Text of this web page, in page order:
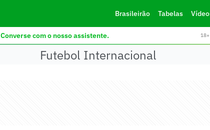
Brasileirão Tabelas
Converse com o nosso assistente.
Futebol Internacional